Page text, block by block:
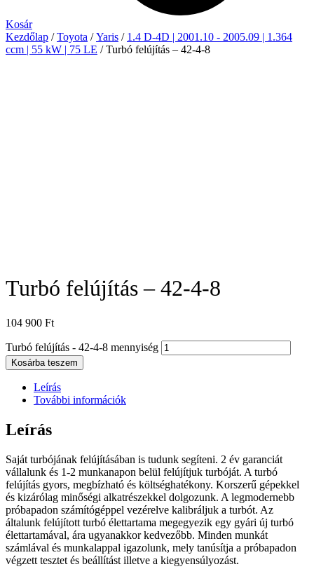
Kosár
Kezdőlap /Toyota /Yaris / 1.4 D-4D | 2001.10 - 2005.09 | 1.364
ccm | 55 kW | 75 LE / Turbó felújítás – 42-4-8
Turbó felújítás – 42-4-8
104 900 Ft
Turbó felújítás - 42-4-8 mennyiség
Kosárba teszem
Leírás
További információk
Leírás
Saját turbójának felújításában is tudunk segíteni. 2 év garanciát
vállalunk és 1-2 munkanapon belül felújítjuk turbóját. A turbó
felújítás gyors, megbízható és költséghatékony. Korszerű gépekkel
és kizárólag minőségi alkatrészekkel dolgozunk. A legmodernebb
próbapadon számítógéppel vezérelve kalibráljuk a turbót. Az
általunk felújított turbó élettartama megegyezik egy gyári új turbó
élettartamával, ára ugyanakkor kedvezőbb. Minden munkát
számlával és munkalappal igazolunk, mely tanúsítja a próbapadon
végzett tesztet és beállítást illetve a kiegyensúlyozást.